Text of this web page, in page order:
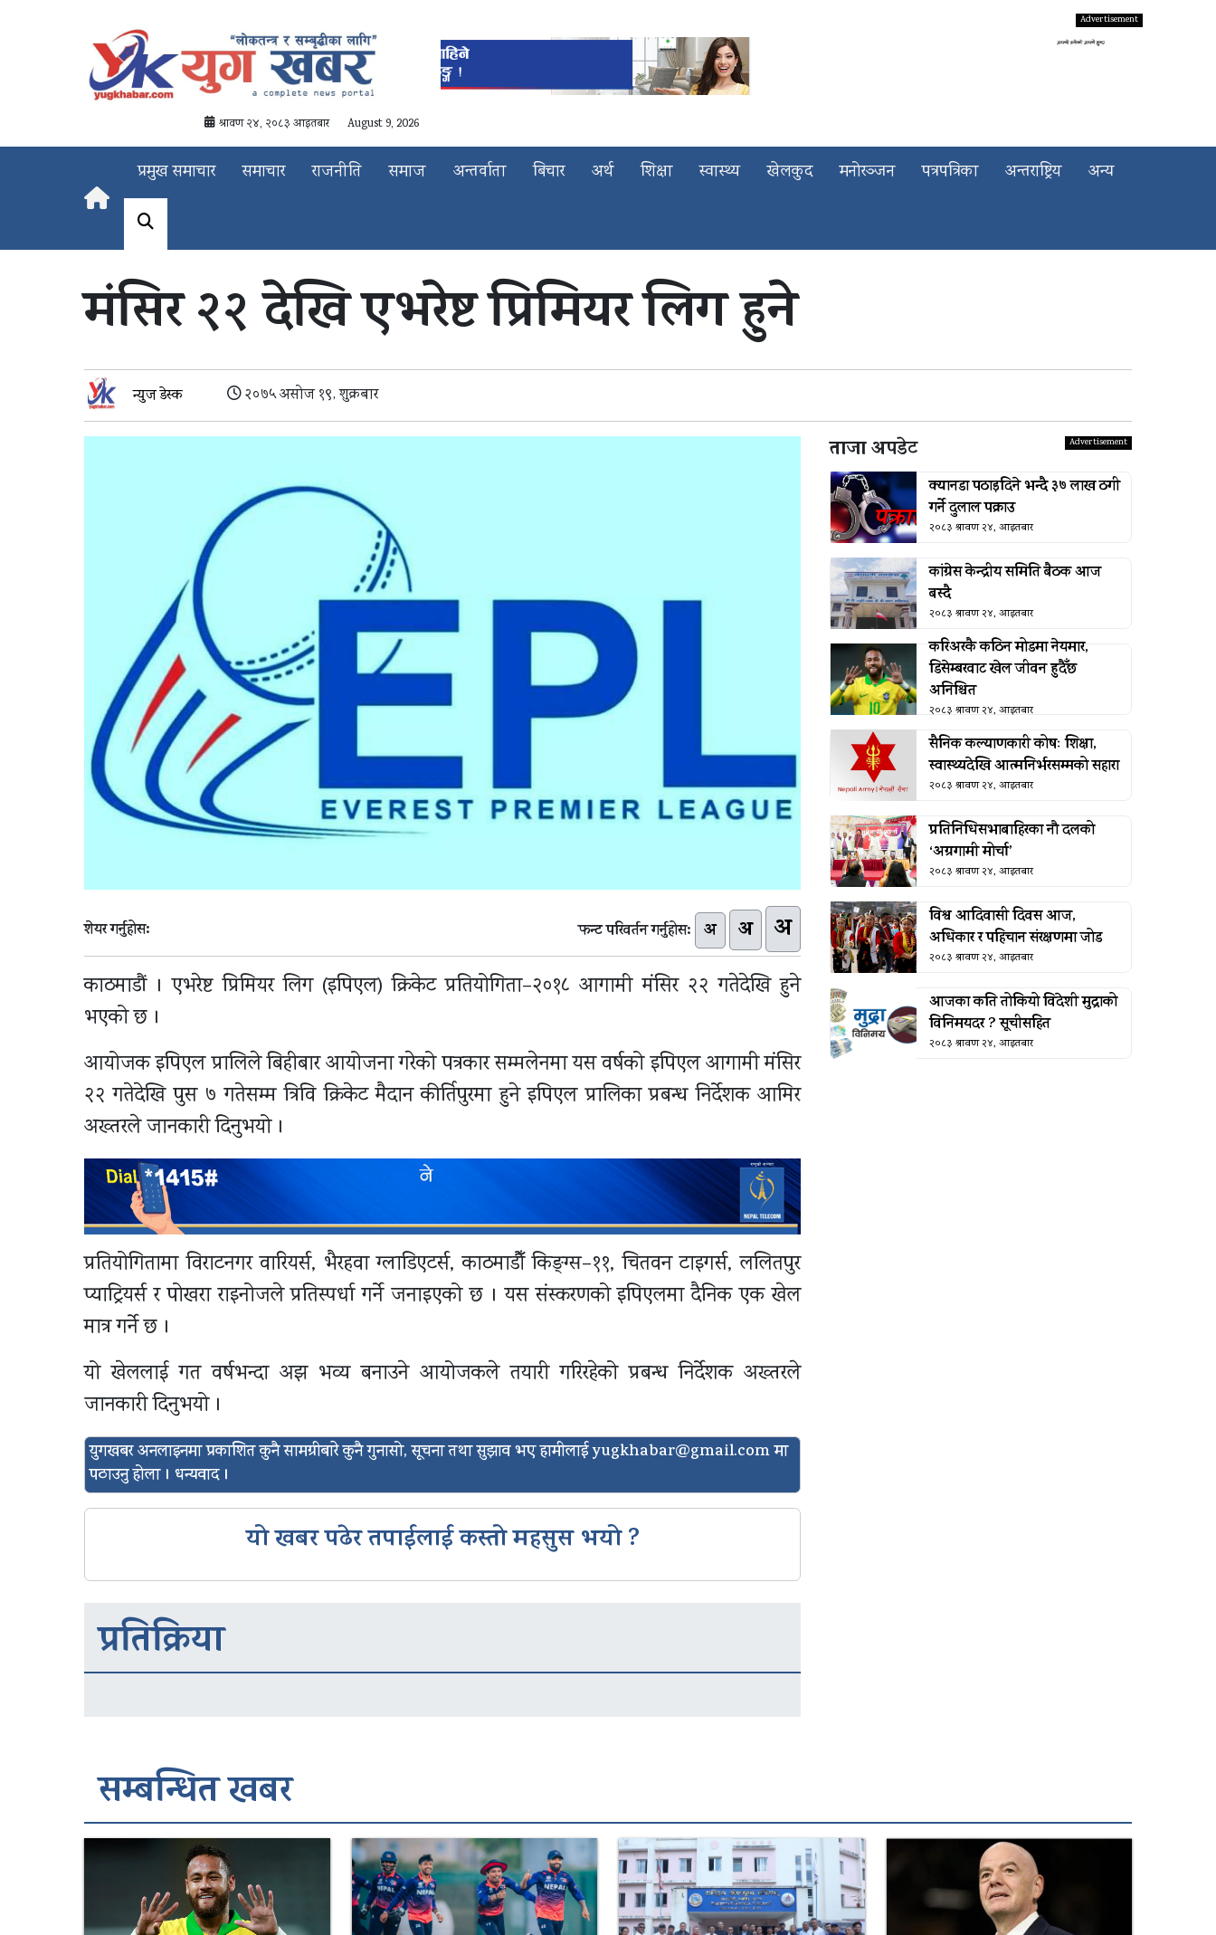
श्रावण २४, २०८३ आइतबार August 9, 2026
प्रमुख समाचार समाचार राजनीति समाज अन्तर्वाता बिचार अर्थ शिक्षा स्वास्थ्य खेलकुद मनोरञ्जन पत्रपत्रिका अन्तराष्ट्रिय अन्य
मंसिर २२ देखि एभरेष्ट प्रिमियर लिग हुने
न्युज डेस्क २०७५ असोज १९, शुक्रबार
शेयर गर्नुहोस: फन्ट परिवर्तन गर्नुहोस: अ अ अ
काठमाडौं । एभरेष्ट प्रिमियर लिग (इपिएल) क्रिकेट प्रतियोगिता–२०१८ आगामी मंसिर २२ गतेदेखि हुने
भएको छ ।
आयोजक इपिएल प्रालिले बिहीबार आयोजना गरेको पत्रकार सम्मलेनमा यस वर्षको इपिएल आगामी मंसिर
२२ गतेदेखि पुस ७ गतेसम्म त्रिवि क्रिकेट मैदान कीर्तिपुरमा हुने इपिएल प्रालिका प्रबन्ध निर्देशक आमिर
अख्तरले जानकारी दिनुभयो ।
प्रतियोगितामा विराटनगर वारियर्स, भैरहवा ग्लाडिएटर्स, काठमाडौँ किङ्ग्स–११, चितवन टाइगर्स, ललितपुर
प्याट्रियर्स र पोखरा राइनोजले प्रतिस्पर्धा गर्ने जनाइएको छ । यस संस्करणको इपिएलमा दैनिक एक खेल
मात्र गर्ने छ ।
यो खेललाई गत वर्षभन्दा अझ भव्य बनाउने आयोजकले तयारी गरिरहेको प्रबन्ध निर्देशक अख्तरले
जानकारी दिनुभयो ।
युगखबर अनलाइनमा प्रकाशित कुनै सामग्रीबारे कुनै गुनासो, सूचना तथा सुझाव भए हामीलाईyugkhabar@gmail.comमा
पठाउनु होला । धन्यवाद ।
यो खबर पढेर तपाईलाई कस्तो महसुस भयो ?
प्रतिक्रिया
ताजा अपडेट
क्यानडा पठाइदिने भन्दै ३७ लाख ठगी
गर्ने दुलाल पक्राउ
२०८३ श्रावण २४, आइतबार
कांग्रेस केन्द्रीय समिति बैठक आज
बस्दै
२०८३ श्रावण २४, आइतबार
करिअरकै कठिन मोडमा नेयमार,
डिसेम्बरवाट खेल जीवन हुदैँछ
अनिश्चित
२०८३ श्रावण २४, आइतबार
सैनिक कल्याणकारी कोषः शिक्षा,
स्वास्थ्यदेखि आत्मनिर्भरसम्मको सहारा
२०८३ श्रावण २४, आइतबार
प्रतिनिधिसभाबाहिरका नौ दलको
‘अग्रगामी मोर्चा’
२०८३ श्रावण २४, आइतबार
विश्व आदिवासी दिवस आज,
अधिकार र पहिचान संरक्षणमा जोड
२०८३ श्रावण २४, आइतबार
आजका कति तोकियो विदेशी मुद्राको
विनिमयदर ? सूचीसहित
२०८३ श्रावण २४, आइतबार
सम्बन्धित खबर